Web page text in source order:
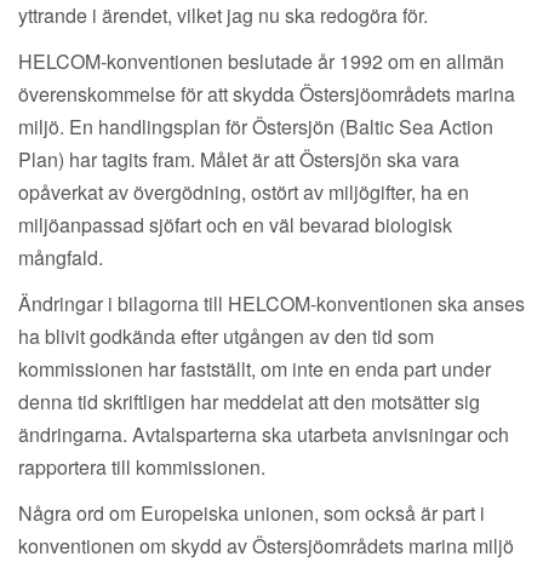
yttrande i ärendet, vilket jag nu ska redogöra för.
HELCOM-konventionen beslutade år 1992 om en allmän
överenskommelse för att skydda Östersjöområdets marina
miljö. En handlingsplan för Östersjön (Baltic Sea Action
Plan) har tagits fram. Målet är att Östersjön ska vara
opåverkat av övergödning, ostört av miljögifter, ha en
miljöanpassad sjöfart och en väl bevarad biologisk
mångfald.
Ändringar i bilagorna till HELCOM-konventionen ska anses
ha blivit godkända efter utgången av den tid som
kommissionen har fastställt, om inte en enda part under
denna tid skriftligen har meddelat att den motsätter sig
ändringarna. Avtalsparterna ska utarbeta anvisningar och
rapportera till kommissionen.
Några ord om Europeiska unionen, som också är part i
konventionen om skydd av Östersjöområdets marina miljö